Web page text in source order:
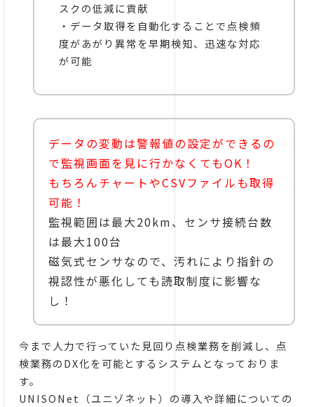
スクの低減に貢献
・データ取得を自動化することで点検頻
度があがり異常を早期検知、迅速な対応
が可能
データの変動は警報値の設定ができるの
で監視画面を見に行かなくてもOK！
もちろんチャートやCSVファイルも取得
可能！
監視範囲は最大20km、センサ接続台数
は最大100台
磁気式センサなので、汚れにより指針の
視認性が悪化しても読取制度に影響な
し！
今まで人力で行っていた見回り点検業務を削減し、点
検業務のDX化を可能とするシステムとなっておりま
す。
UNISONet（ユニゾネット）の導入や詳細についての